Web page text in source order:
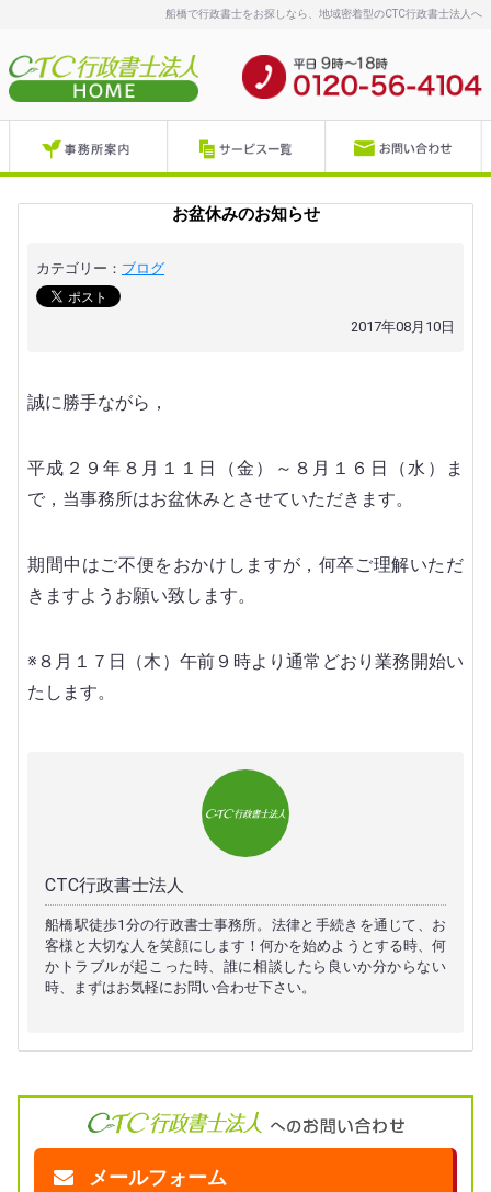
船橋で行政書士をお探しなら、地域密着型のCTC行政書士法人へ
お盆休みのお知らせ
カテゴリー： ブログ
2017年08月10日
誠に勝手ながら，
平成２９年８月１１日（金）～８月１６日（水）ま
で，当事務所はお盆休みとさせていただきます。
期間中はご不便をおかけしますが，何卒ご理解いただ
きますようお願い致します。
※８月１７日（木）午前９時より通常どおり業務開始い
たします。
CTC行政書士法人
船橋駅徒歩1分の行政書士事務所。法律と手続きを通じて、お
客様と大切な人を笑顔にします！何かを始めようとする時、何
かトラブルが起こった時、誰に相談したら良いか分からない
時、まずはお気軽にお問い合わせ下さい。
メールフォーム